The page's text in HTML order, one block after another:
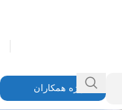
ویژه همکاران